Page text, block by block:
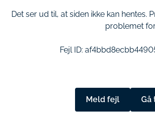
Det ser ud til, at siden ikke kan
problemet
Fejl ID:
Meld fejl Gå